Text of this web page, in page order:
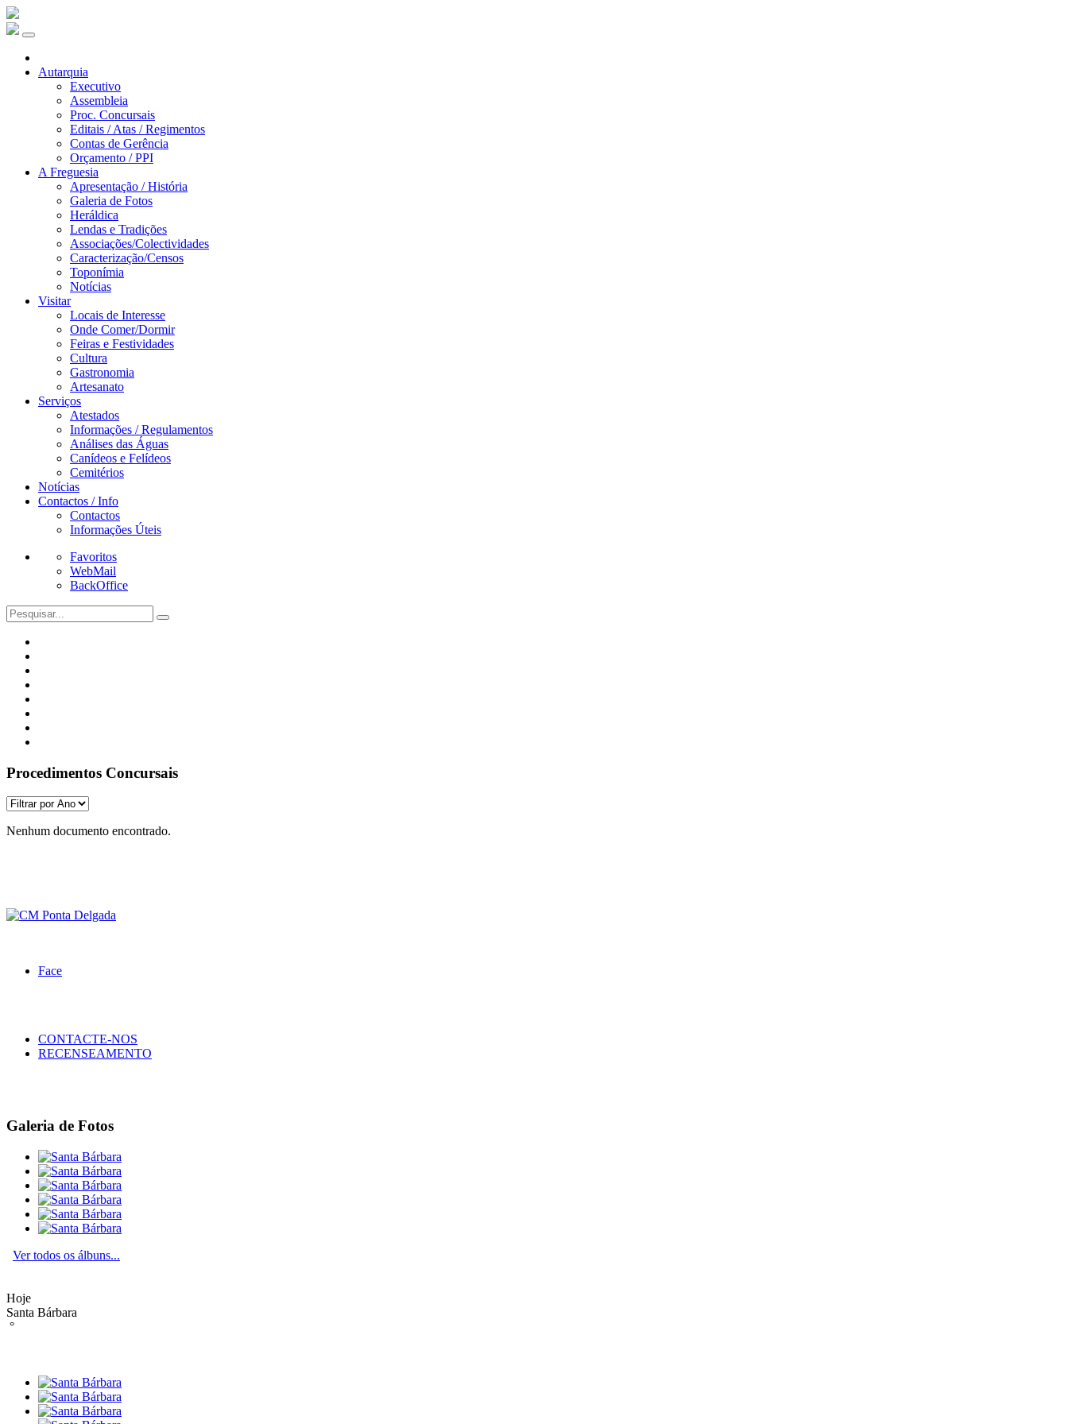
Autarquia
Executivo
Assembleia
Proc. Concursais
Editais / Atas / Regimentos
Contas de Gerência
Orçamento / PPI
A Freguesia
Apresentação / História
Galeria de Fotos
Heráldica
Lendas e Tradições
Associações/Colectividades
Caracterização/Censos
Toponímia
Notícias
Visitar
Locais de Interesse
Onde Comer/Dormir
Feiras e Festividades
Cultura
Gastronomia
Artesanato
Serviços
Atestados
Informações / Regulamentos
Análises das Águas
Canídeos e Felídeos
Cemitérios
Notícias
Contactos / Info
Contactos
Informações Úteis
Favoritos
WebMail
BackOffice
Procedimentos Concursais
Nenhum documento encontrado.
Face
CONTACTE-NOS
RECENSEAMENTO
Galeria de Fotos
Ver todos os álbuns...
Hoje
Santa Bárbara
°